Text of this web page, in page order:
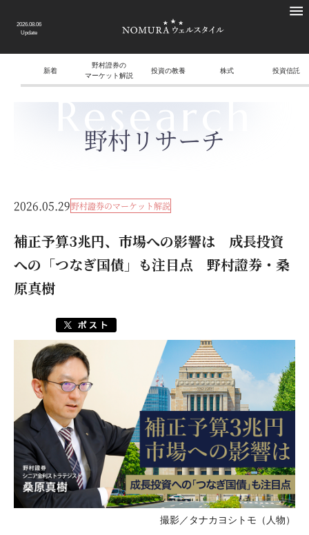
2026.08.06
Update
新着
野村證券の
マーケット解説
投資の教養 株式 投資信託
Research
野村リサーチ
2026.05.29野村證券のマーケット解説
補正予算3兆円、市場への影響は 成長投資
への「つなぎ国債」も注目点 野村證券・桑
原真樹
撮影／タナカヨシトモ（人物）